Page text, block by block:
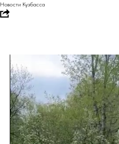
Новости Кузбасса